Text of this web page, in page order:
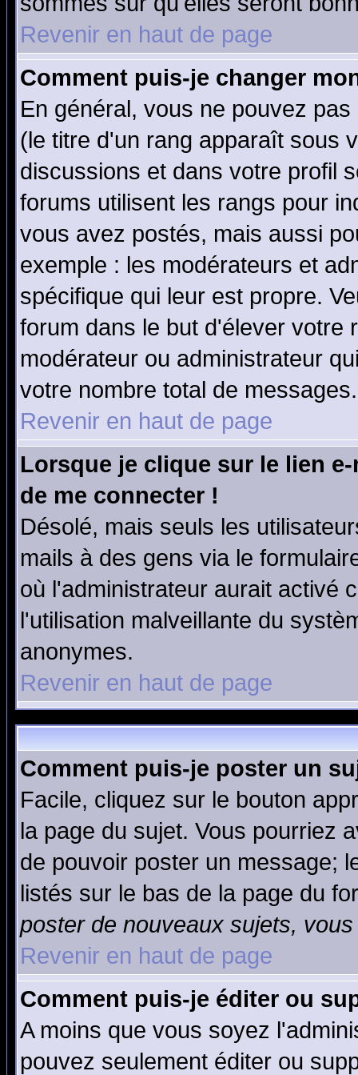
Revenir en haut de page
Comment puis-je changer
En général, vous ne pouvez
(le titre d'un rang apparaît sous
discussions et dans votre profil
forums utilisent les rangs pour
vous avez postés, mais aussi
exemple : les modérateurs et
spécifique qui leur est propre.
forum dans le but d'élever votre
modérateur ou administrateur
votre nombre total de messages.
Revenir en haut de page
Lorsque je clique sur le lien
de me connecter !
Désolé, mais seuls les
mails à des gens via le
où l'administrateur aurait activé
l'utilisation malveillante du
anonymes.
Revenir en haut de page
Comment puis-je poster un
Facile, cliquez sur le bouton
la page du sujet. Vous pourriez
de pouvoir poster un message;
listés sur le bas de la page du
poster de nouveaux sujets,
Revenir en haut de page
Comment puis-je éditer ou
A moins que vous soyez
pouvez seulement éditer ou